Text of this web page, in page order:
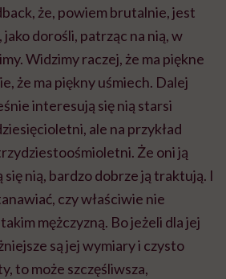
że, powiem brutalnie, jest
jako dorośli, patrząc na nią, w
Widzimy raczej, że ma piękne
że ma piękny uśmiech. Dalej
interesują się nią starsi
ale na przykład
Że oni ją
się nią, bardzo dobrze ją traktują. I
czy właściwie nie
mężczyzną. Bo jeżeli dla jej
są jej wymiary i czysto
to może szczęśliwsza,